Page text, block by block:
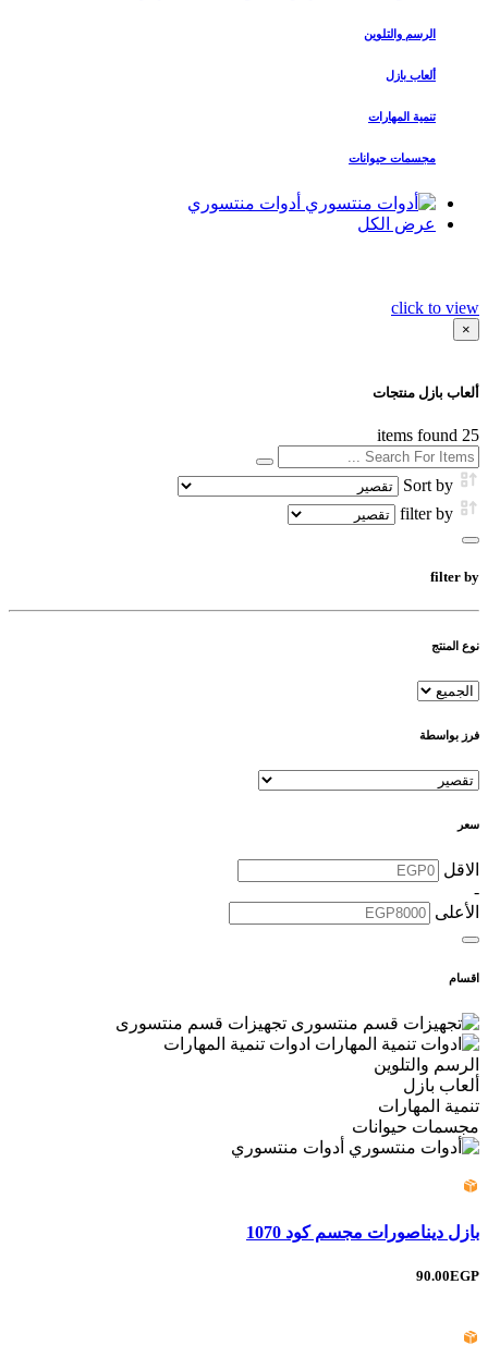
الرسم والتلوين
ألعاب بازل
تنمية المهارات
مجسمات حيوانات
أدوات منتسوري
عرض الكل
click to view
×
ألعاب بازل منتجات
25
Sort by
filter by
filter by
نوع المنتج
فرز بواسطة
سعر
الاقل
-
الأعلى
اقسام
تجهيزات قسم منتسورى
ادوات تنمية المهارات
الرسم والتلوين
ألعاب بازل
تنمية المهارات
مجسمات حيوانات
أدوات منتسوري
بازل ديناصورات مجسم كود 1070
90.00EGP